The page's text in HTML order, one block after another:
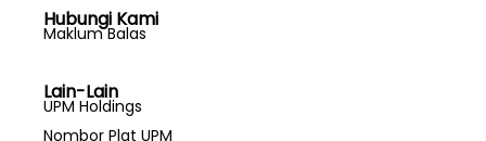
Hubungi Kami
Maklum Balas
Lain-Lain
UPM Holdings
Nombor Plat UPM